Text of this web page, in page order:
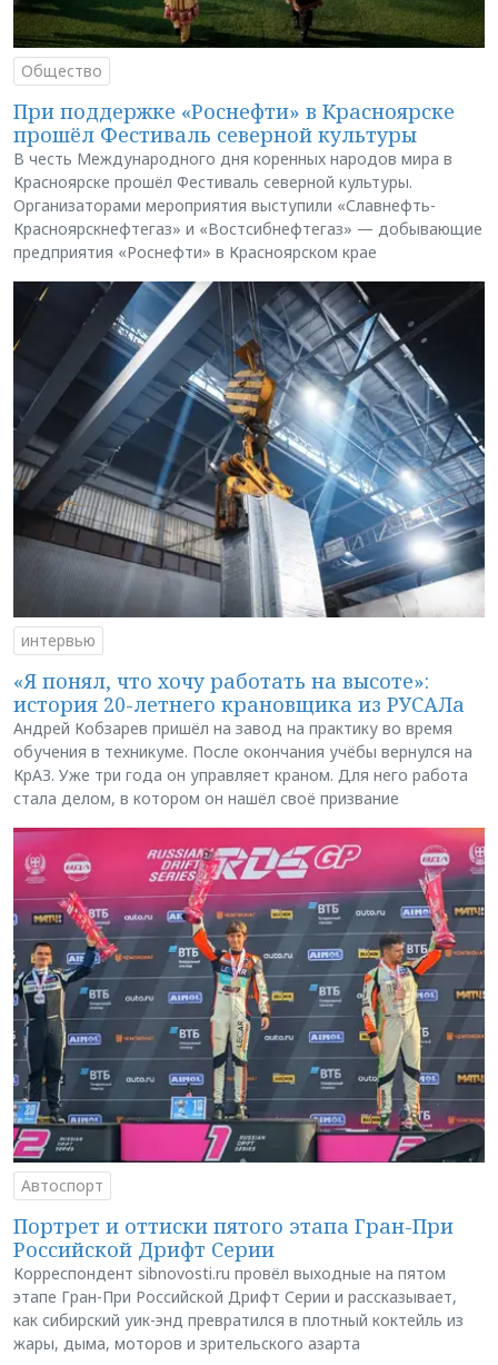
Общество
При поддержке «Роснефти» в Красноярске
прошёл Фестиваль северной культуры
В честь Международного дня коренных народов мира в
Красноярске прошёл Фестиваль северной культуры.
Организаторами мероприятия выступили «Славнефть-
Красноярскнефтегаз» и «Востсибнефтегаз» — добывающие
предприятия «Роснефти» в Красноярском крае
интервью
«Я понял, что хочу работать на высоте»:
история 20-летнего крановщика из РУСАЛа
Андрей Кобзарев пришёл на завод на практику во время
обучения в техникуме. После окончания учёбы вернулся на
КрАЗ. Уже три года он управляет краном. Для него работа
стала делом, в котором он нашёл своё призвание
Автоспорт
Портрет и оттиски пятого этапа Гран-При
Российской Дрифт Серии
Корреспондент sibnovosti.ru провёл выходные на пятом
этапе Гран-При Российской Дрифт Серии и рассказывает,
как сибирский уик-энд превратился в плотный коктейль из
жары, дыма, моторов и зрительского азарта